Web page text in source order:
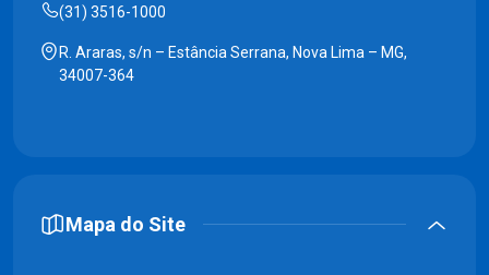
(31) 3516-1000
R. Araras, s/n – Estância Serrana, Nova Lima – MG,
34007-364
Mapa do Site